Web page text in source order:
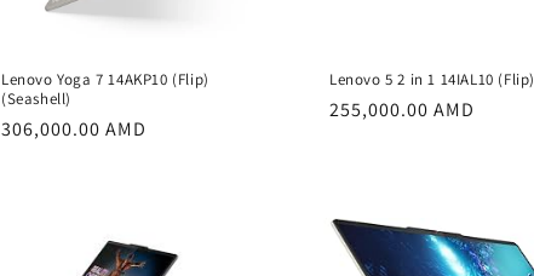
Lenovo Yoga 7 14AKP10 (Flip)
(Seashell)
Обычная
306,000.00 AMD
Lenovo 5 2 in 1 14IAL10 (Flip)
Обычная
255,000.00 AMD